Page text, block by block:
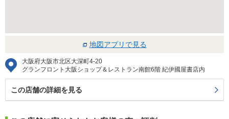
地図アプリで見る
大阪府大阪市北区大深町4-20
グランフロント大阪ショップ＆レストラン南館6階 紀伊國屋書店内
この店舗の詳細を見る